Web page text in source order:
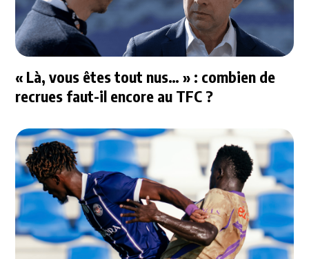
« Là, vous êtes tout nus… » : combien de
recrues faut-il encore au TFC ?